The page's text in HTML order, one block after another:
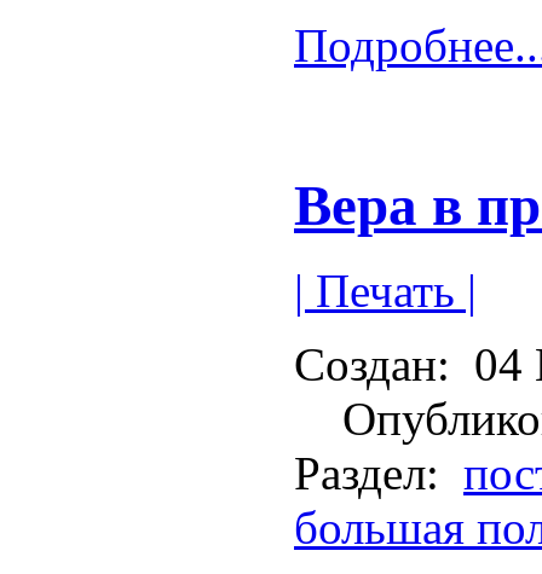
Вера в
| Печать |
Создан: 04
Раздел:
большая